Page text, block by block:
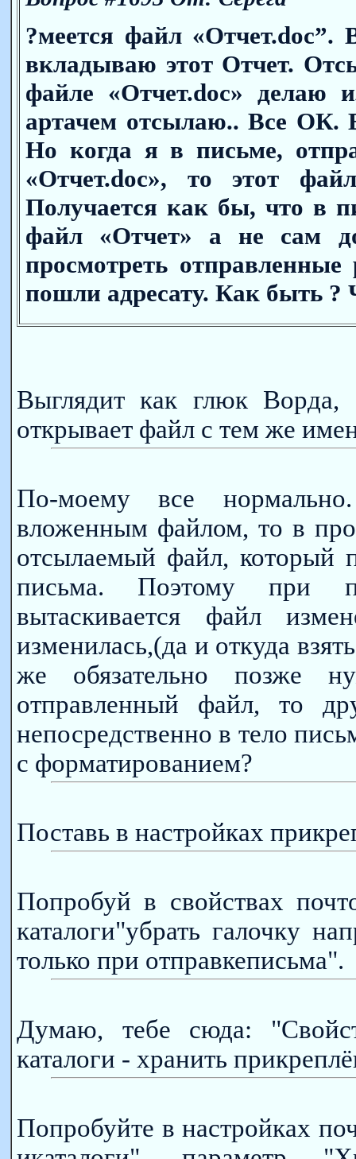
?меется файл
вкладываю этот Отчет.
файле «Отчет.doc» делаю
артачем отсылаю.. Все ОК.
Но когда я в письме,
«Отчет.doc», то этот
Получается как бы, что в
файл «Отчет» а не сам
просмотреть
пошли адресату. Как быть ?
Выглядит как глюк
открывает файл с тем же
По-моему все
вложенным файлом, то в
отсылаемый файл, который
письма. Поэтому при
вытаскивается файл
изменилась,(да и откуда
же обязательно позже
отправленный файл, то
непосредственно в тело
с форматированием?
Поставь в настройках
Попробуй в свойствах
каталоги"убрать галочку
только при отправкеписьма".
Думаю, тебе сюда:
каталоги - хранить
Попробуйте в настройках